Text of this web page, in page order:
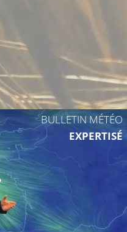
BULLETIN MÉTÉO
EXPERTISÉ